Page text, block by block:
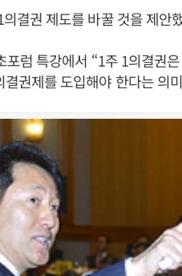
결권 제도를 바꿀 것을 제안
럼 특강에서 “1주 1의결권
권제를 도입해야 한다는 의